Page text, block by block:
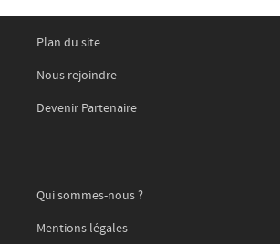
Plan du site
Nous rejoindre
Devenir Partenaire
Qui sommes-nous ?
Mentions légales